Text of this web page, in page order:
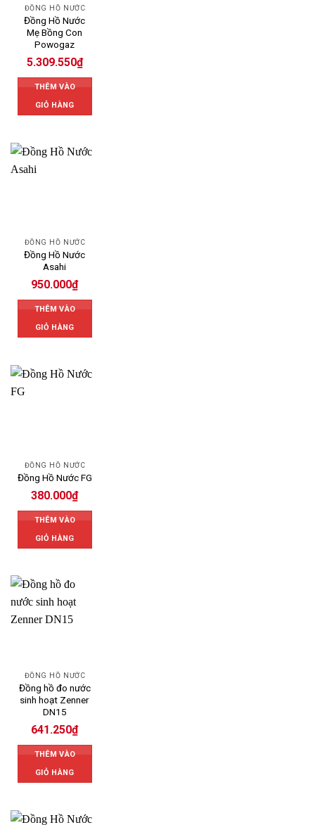
ĐỒNG HỒ NƯỚC
Đồng Hồ Nước
Mẹ Bồng Con
Powogaz
5.309.550₫
THÊM VÀO
GIỎ HÀNG
ĐỒNG HỒ NƯỚC
Đồng Hồ Nước
Asahi
950.000₫
THÊM VÀO
GIỎ HÀNG
ĐỒNG HỒ NƯỚC
Đồng Hồ Nước FG
380.000₫
THÊM VÀO
GIỎ HÀNG
ĐỒNG HỒ NƯỚC
Đồng hồ đo nước
sinh hoạt Zenner
DN15
641.250₫
THÊM VÀO
GIỎ HÀNG